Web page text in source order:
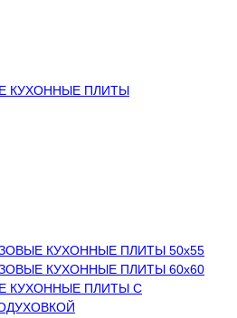
КУХОННЫЕ ПЛИТЫ
КУХОННЫЕ ПЛИТЫ 50х55
КУХОННЫЕ ПЛИТЫ 60х60
КУХОННЫЕ ПЛИТЫ С